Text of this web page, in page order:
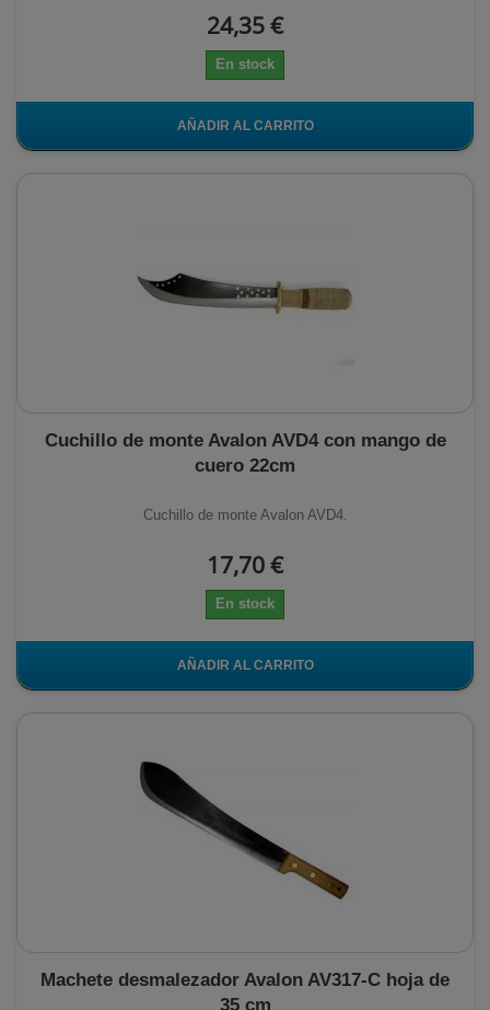
24,35 €
En stock
AÑADIR AL CARRITO
Cuchillo de monte Avalon AVD4 con mango de
cuero 22cm
Cuchillo de monte Avalon AVD4.
17,70 €
En stock
AÑADIR AL CARRITO
Machete desmalezador Avalon AV317-C hoja de
35 cm